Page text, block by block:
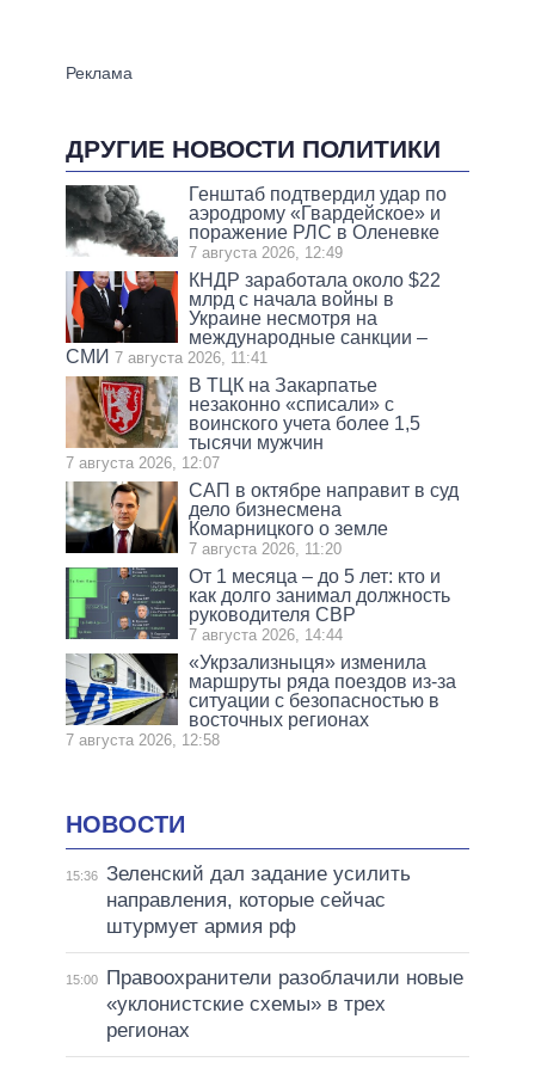
ДРУГИЕ НОВОСТИ ПОЛИТИКИ
Генштаб подтвердил удар по
аэродрому «Гвардейское» и
поражение РЛС в Оленевке
7 августа 2026, 12:49
КНДР заработала около $22
млрд с начала войны в
Украине несмотря на
международные санкции –
СМИ 7 августа 2026, 11:41
В ТЦК на Закарпатье
незаконно «списали» с
воинского учета более 1,5
тысячи мужчин
7 августа 2026, 12:07
САП в октябре направит в суд
дело бизнесмена
Комарницкого о земле
7 августа 2026, 11:20
От 1 месяца – до 5 лет: кто и
как долго занимал должность
руководителя СВР
7 августа 2026, 14:44
«Укрзализныця» изменила
маршруты ряда поездов из-за
ситуации с безопасностью в
восточных регионах
7 августа 2026, 12:58
НОВОСТИ
15:36 Зеленский дал задание усилить
направления, которые сейчас
штурмует армия рф
15:00
Правоохранители разоблачили новые
«уклонистские схемы» в трех
регионах